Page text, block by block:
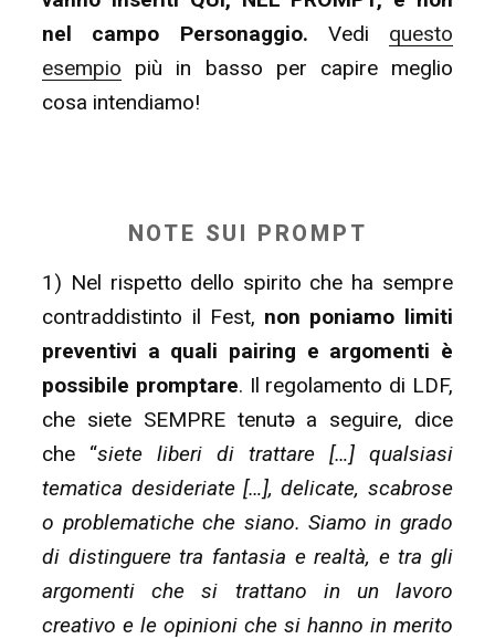
nel campo Personaggio. Vedi questo
esempio più in basso per capire meglio
cosa intendiamo!
NOTE SUI PROMPT
1) Nel rispetto dello spirito che ha sempre
contraddistinto il Fest, non poniamo limiti
preventivi a quali pairing e argomenti è
possibile promptare. Il regolamento di LDF,
che siete SEMPRE tenutə a seguire, dice
che “siete liberi di trattare […] qualsiasi
tematica desideriate […], delicate, scabrose
o problematiche che siano. Siamo in grado
di distinguere tra fantasia e realtà, e tra gli
argomenti che si trattano in un lavoro
creativo e le opinioni che si hanno in merito